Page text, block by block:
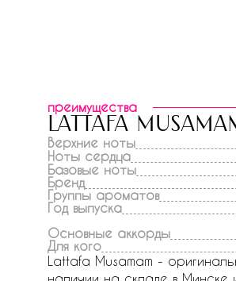
преимущества
lattafa
Верхние ноты
Ноты сердца
Базовые ноты
Бренд
Группы ароматов
Год выпуска
Основные аккорды
Для кого
Lattafa Musamam -